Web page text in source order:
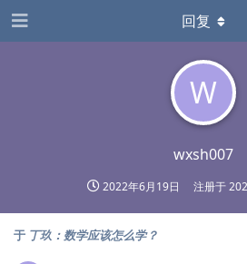
W
wxsh007
2022年6月19日 注册于
回复
于 丁玖：数学应该怎么学？